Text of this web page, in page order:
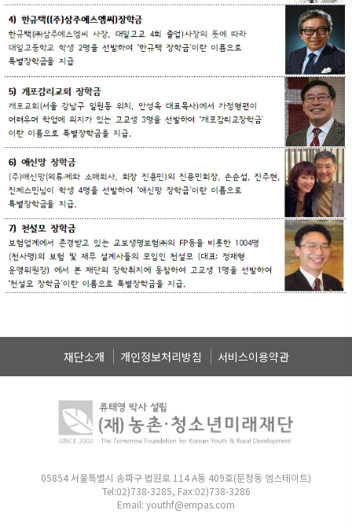
재단소개 개인정보처리방침 서비스이용약관
05854 서울특별시 송파구 법원로 114 A동 409호(문정동 엠스테이트)
Tel:02)738-3285, Fax:02)738-3286
Email: youthf@empas.com